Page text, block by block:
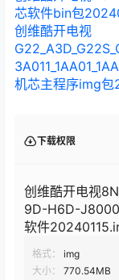
芯软件bin包
创维酷开电视
机芯主程序img
下载权限
创维酷开电视
9D-H6D-
软件
格式：
img
大小：
770.54MB